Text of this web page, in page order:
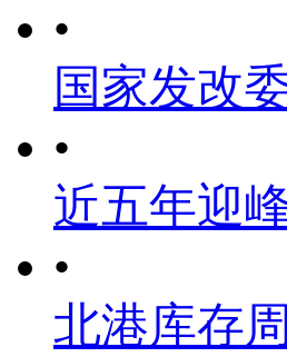
•
国家发改
•
近五年迎
•
北港库存